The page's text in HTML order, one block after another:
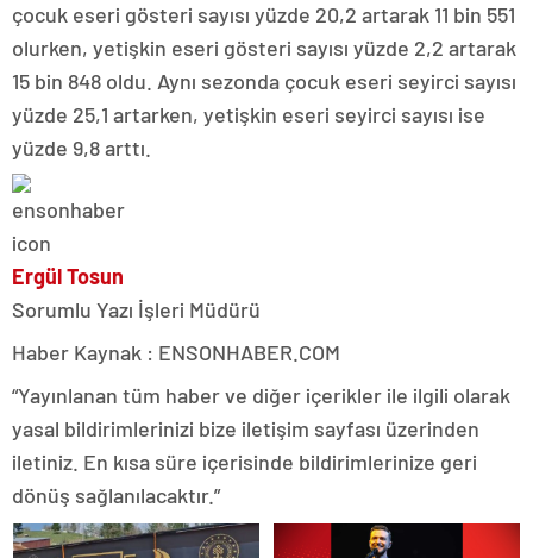
çocuk eseri gösteri sayısı yüzde 20,2 artarak 11 bin 551
olurken, yetişkin eseri gösteri sayısı yüzde 2,2 artarak
15 bin 848 oldu. Aynı sezonda çocuk eseri seyirci sayısı
yüzde 25,1 artarken, yetişkin eseri seyirci sayısı ise
yüzde 9,8 arttı.
Ergül Tosun
Sorumlu Yazı İşleri Müdürü
Haber Kaynak : ENSONHABER.COM
“Yayınlanan tüm haber ve diğer içerikler ile ilgili olarak
yasal bildirimlerinizi bize iletişim sayfası üzerinden
iletiniz. En kısa süre içerisinde bildirimlerinize geri
dönüş sağlanılacaktır.”